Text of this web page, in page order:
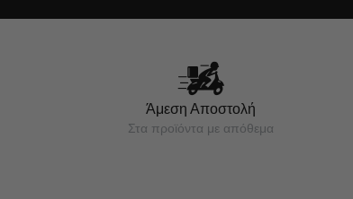
Άμεση Αποστολή
Στα προϊόντα με απόθεμα